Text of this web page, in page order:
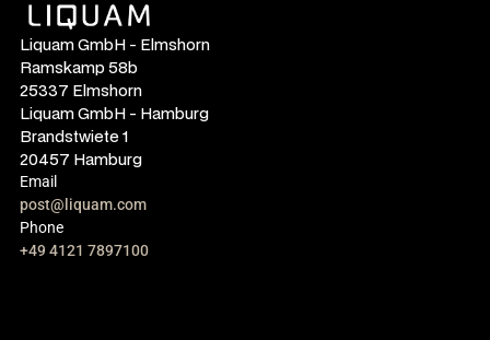
Liquam GmbH - Elmshorn
Ramskamp 58b
25337 Elmshorn
Liquam GmbH - Hamburg
Brandstwiete 1
20457 Hamburg
Email
post@liquam.com
Phone
+49 4121 7897100